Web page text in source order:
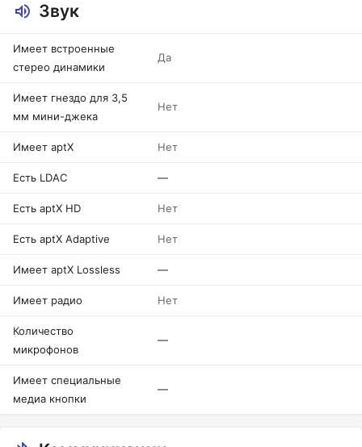
Звук
Имеет встроенные
стерео динамики
Да
Имеет гнездо для 3,5
мм мини-джека
Нет
Имеет aptX Нет
Есть LDAC —
Есть aptX HD Нет
Есть aptX Adaptive Нет
Имеет aptX Lossless —
Имеет радио Нет
Количество
микрофонов
—
Имеет специальные
медиа кнопки
—